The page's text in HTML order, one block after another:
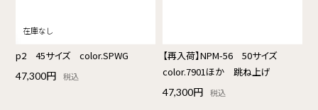
p2 45サイズ color.SPWG
47,300円 税込
【再入荷】NPM-56 50サイズ
color.7901ほか 跳ね上げ
47,300円 税込